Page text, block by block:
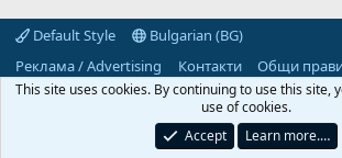
Default Style
Bulgarian (BG)
Реклама / Advertising
Контакти
Общи
Декларация за поверителност
Помощ
Predpriemach.com © 2006-2026. Hosting by:
This site uses cookies. By continuing to use this site,
use of cookies.
Accept
Learn more.…